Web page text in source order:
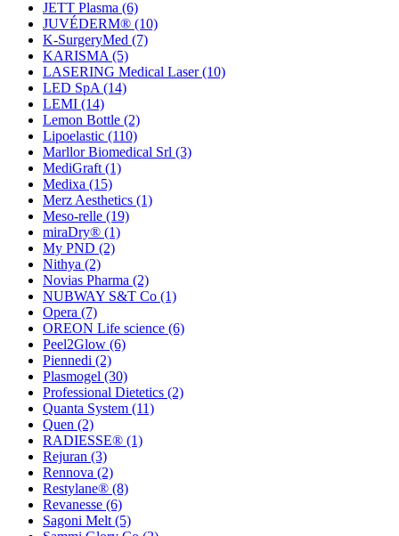
JETT Plasma (6)
JUVÉDERM® (10)
K-SurgeryMed (7)
KARISMA (5)
LASERING Medical Laser(10)
LED SpA (14)
LEMI (14)
Lemon Bottle (2)
Lipoelastic (110)
Marllor Biomedical Srl (3)
MediGraft (1)
Medixa (15)
Merz Aesthetics (1)
Meso-relle (19)
miraDry® (1)
My PND (2)
Nithya (2)
Novias Pharma (2)
NUBWAY S&T Co (1)
Opera (7)
OREON Life science (6)
Peel2Glow (6)
Piennedi (2)
Plasmogel (30)
Professional Dietetics (2)
Quanta System (11)
Quen (2)
RADIESSE® (1)
Rejuran (3)
Rennova (2)
Restylane® (8)
Revanesse (6)
Sagoni Melt (5)